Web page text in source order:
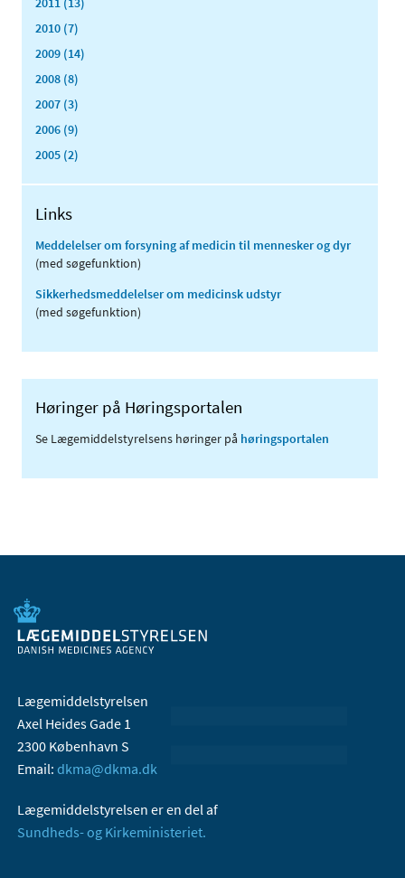
2010 (7)
2009 (14)
2008 (8)
2007 (3)
2006 (9)
2005 (2)
Links
Meddelelser om forsyning af medicin til mennesker og dyr
(med søgefunktion)
Sikkerhedsmeddelelser om medicinsk udstyr
(med søgefunktion)
Høringer på Høringsportalen
Se Lægemiddelstyrelsens høringer på høringsportalen
Lægemiddelstyrelsen
Axel Heides Gade 1
2300 København S
Email: dkma@dkma.dk
Lægemiddelstyrelsen er en del af
Sundheds- og Kirkeministeriet.